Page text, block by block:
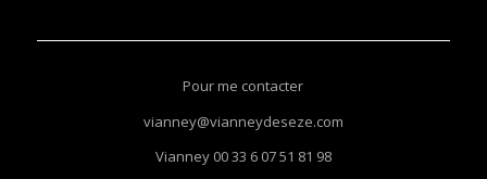
Pour me contacter
vianney@vianneydeseze.com
Vianney 00 33 6 07 51 81 98